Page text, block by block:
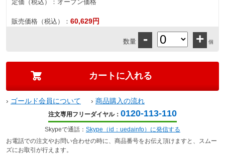
定価（税込）： オープン価格
販売価格（税込）： 60,629円
数量 - + 個
› ゴールド会員について › 商品購入の流れ
注文専用フリーダイヤル： 0120-113-110
Skypeで通話： Skype（id：uedainfo）に発信する
お電話での注文やお問い合わせの時に、商品番号をお伝え頂けますと、スムー
ズにお取引が行えます。